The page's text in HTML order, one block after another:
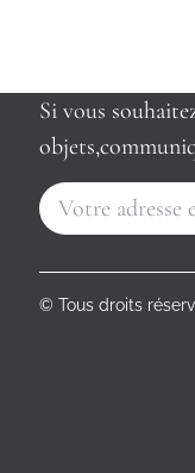
Si vous
© Tous droits